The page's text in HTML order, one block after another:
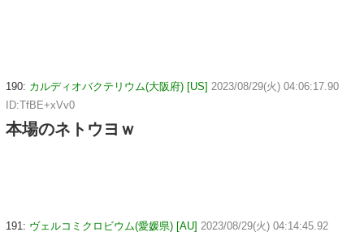
190: カルディオバクテリウム(大阪府) [US] 2023/08/29(火) 04:06:17.90
ID:TfBE+xVv0
本場のネトウヨｗ
191: ヴェルコミクロビウム(愛媛県) [AU] 2023/08/29(火) 04:14:45.92